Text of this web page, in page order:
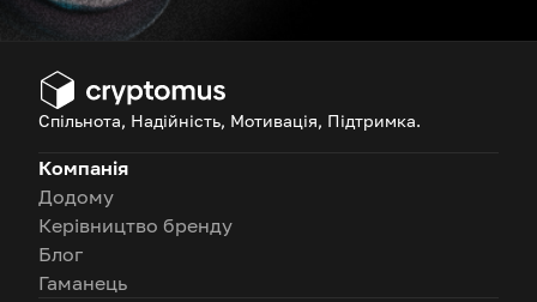
Спільнота, Надійність, Мотивація, Підтримка.
Компанія
Додому
Керівництво бренду
Блог
Гаманець